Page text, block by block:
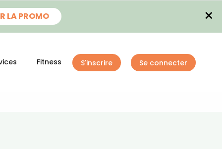
LA PROMO ×
Fitness S'inscrire Se connecter